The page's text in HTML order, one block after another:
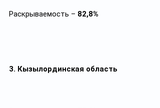
Раскрываемость – 82,8%
3. Кызылординская область